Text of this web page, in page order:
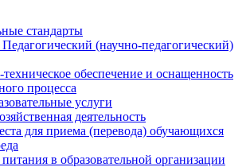
стандарты
(научно-педагогический)
обеспечение и оснащенность
процесса
услуги
деятельность
для приема (перевода) обучающихся
в образовательной организации